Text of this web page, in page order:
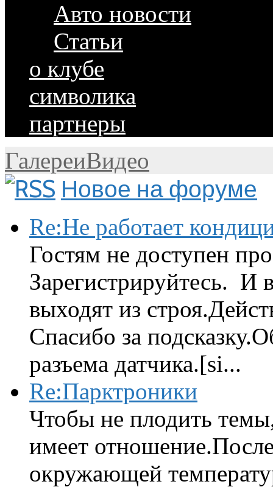
Авто новости
Статьи
о клубе
символика
партнеры
ГалереиВидео
Новое на форуме
Re:Не работает
Гостям не доступен
Зарегистрируйтесь. И
выходят из
Спасибо за
разъема датчика.[si...
Re:Парктроники
Чтобы не плодить
имеет
окружающей